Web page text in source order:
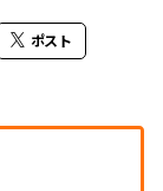
ポスト